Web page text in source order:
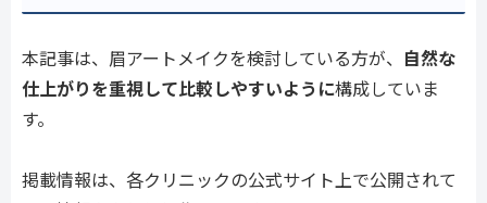
本記事は、眉アートメイクを検討している方が、 自然な
仕上がりを重視して比較しやすいように構成していま
す。
掲載情報は、各クリニックの公式サイト上で公開されて